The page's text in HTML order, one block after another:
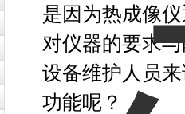
是因为热成像
对仪器的要求
设备维护人员
功能呢？